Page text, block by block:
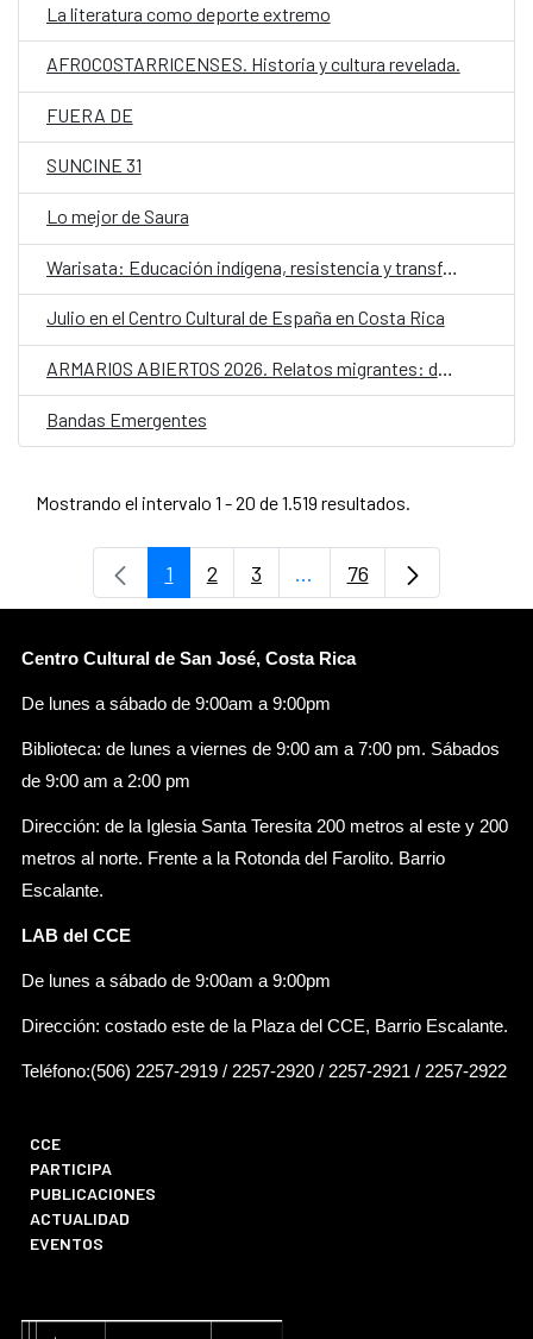
La literatura como deporte extremo
AFROCOSTARRICENSES. Historia y cultura revelada.
FUERA DE
SUNCINE 31
Lo mejor de Saura
Warisata: Educación indígena, resistencia y transformación social
Julio en el Centro Cultural de España en Costa Rica
ARMARIOS ABIERTOS 2026. Relatos migrantes: desplazamientos y futuros LGTBIQ+
Bandas Emergentes
Mostrando el intervalo 1 - 20 de 1.519 resultados.
Página
1 Página
2 Página
3 ...Páginas intermedias
Página
76
Centro Cultural de San José, Costa Rica
De lunes a sábado de 9:00am a 9:00pm
Biblioteca: de lunes a viernes de 9:00 am a 7:00 pm. Sábados
de 9:00 am a 2:00 pm
Dirección: de la Iglesia Santa Teresita 200 metros al este y 200
metros al norte. Frente a la Rotonda del Farolito. Barrio
Escalante.
LAB del CCE
De lunes a sábado de 9:00am a 9:00pm
Dirección: costado este de la Plaza del CCE, Barrio Escalante.
Teléfono:(506) 2257-2919 / 2257-2920 / 2257-2921 / 2257-2922
CCE
PARTICIPA
PUBLICACIONES
ACTUALIDAD
EVENTOS